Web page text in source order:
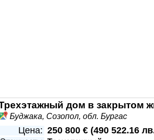
Буджака, Созопол, обл. Бургас
Цена: 250 800 € (490 522.16